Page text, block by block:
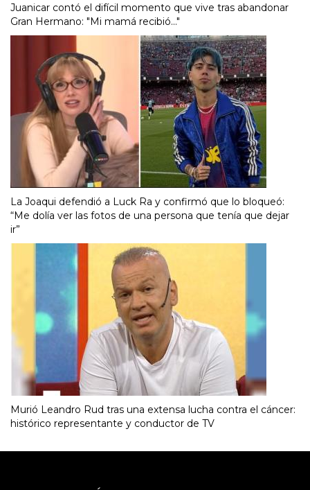
Juanicar contó el difícil momento que vive tras abandonar
Gran Hermano: "Mi mamá recibió..."
La Joaqui defendió a Luck Ra y confirmó que lo bloqueó:
“Me dolía ver las fotos de una persona que tenía que dejar
ir”
Murió Leandro Rud tras una extensa lucha contra el cáncer:
histórico representante y conductor de TV